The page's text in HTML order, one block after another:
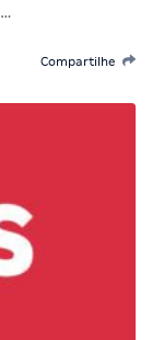
Compartilhe